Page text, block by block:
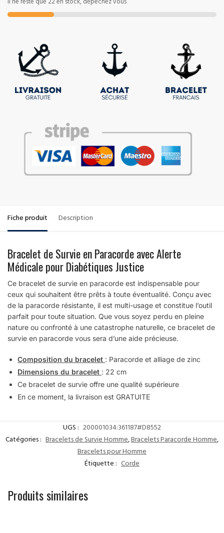
Fiche produit Description
Bracelet de Survie en Paracorde avec Alerte
Médicale pour Diabétiques Justice
Ce bracelet de survie en paracorde est indispensable pour
ceux qui souhaitent être prêts à toute éventualité. Conçu avec
de la paracorde résistante, il est multi-usage et constitue l’outil
parfait pour toute situation. Que vous soyez perdu en pleine
nature ou confronté à une catastrophe naturelle, ce bracelet de
survie en paracorde vous sera d’une aide précieuse.
Composition du bracelet : Paracorde et alliage de zinc
Dimensions du bracelet : 22 cm
Ce bracelet de survie offre une qualité supérieure
En ce moment, la livraison est GRATUITE
UGS : 200001034:361187#D8552
Catégories : Bracelets de Survie Homme,Bracelets Paracorde Homme,
Bracelets pour Homme
Étiquette : Corde
Produits similaires